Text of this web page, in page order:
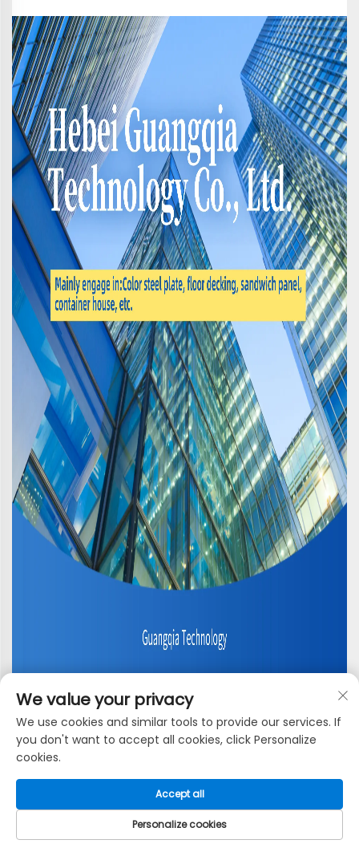
We value your privacy
We use cookies and similar tools to provide our services. If
you don't want to accept all cookies, click Personalize
cookies.
Personalize cookies
Accept all